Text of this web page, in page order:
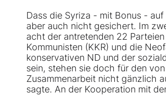
Dass die Syriza - mit Bonus -
aber auch nicht gesichert. Im
acht der antretenden 22
Kommunisten (KKR) und die
konservativen ND und der
sein, stehen sie doch für den
Zusammenarbeit nicht gänzlich
sagte. An der Kooperation mit